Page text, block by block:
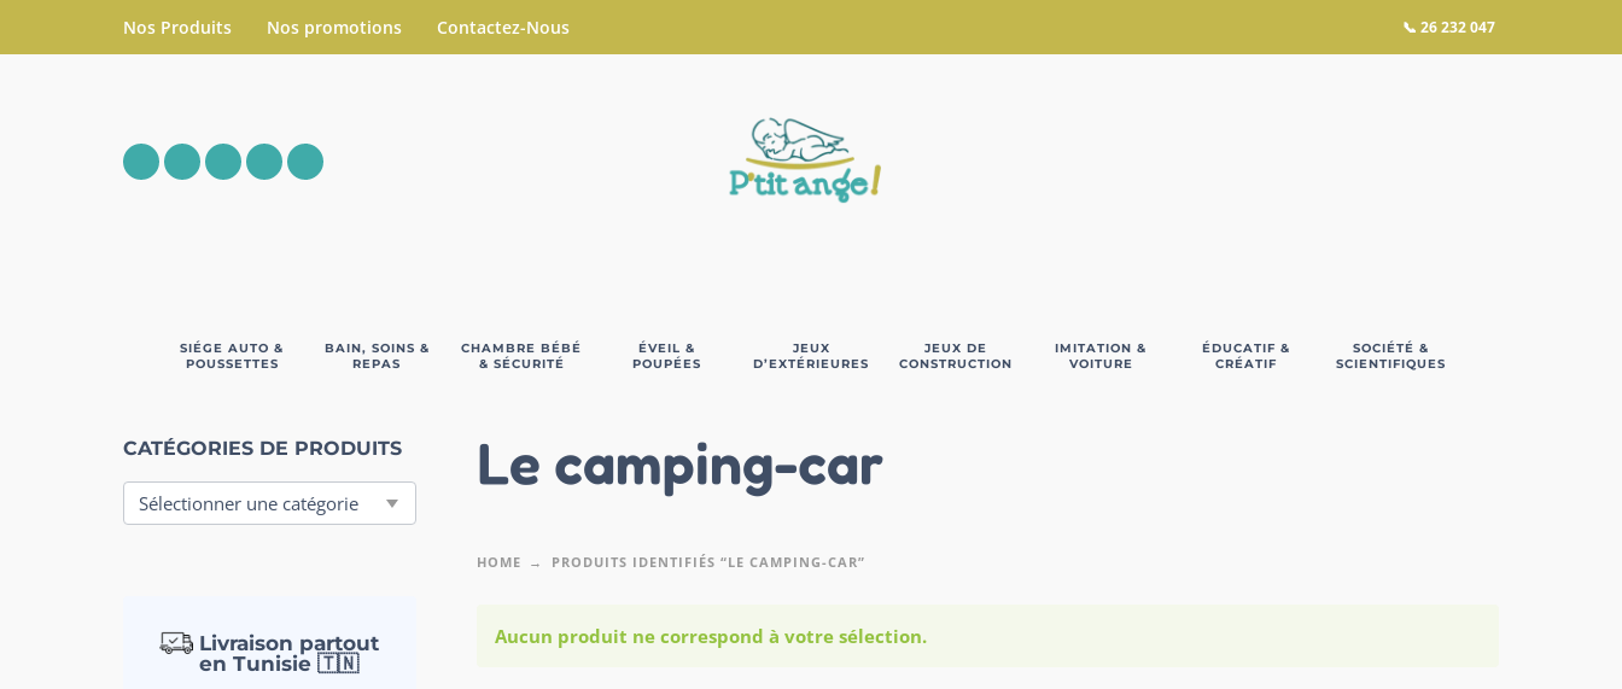
Nos Produits Nos promotions Contactez-Nous 📞 26 232 047
SIÉGE AUTO &
POUSSETTES
BAIN, SOINS &
REPAS
CHAMBRE BÉBÉ
& SÉCURITÉ
ÉVEIL &
POUPÉES
JEUX
D’EXTÉRIEURES
JEUX DE
CONSTRUCTION
IMITATION &
VOITURE
ÉDUCATIF &
CRÉATIF
SOCIÉTÉ &
SCIENTIFIQUES
CATÉGORIES DE PRODUITS
Livraison partout
en Tunisie 🇹🇳
Le camping-car
HOME PRODUITS IDENTIFIÉS “LE CAMPING-CAR”
Aucun produit ne correspond à votre sélection.